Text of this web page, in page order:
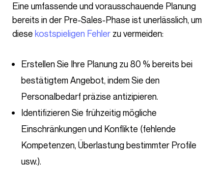
Eine umfassende und vorausschauende Planung
bereits in der Pre-Sales-Phase ist unerlässlich, um
diese kostspieligen Fehler zu vermeiden:
Erstellen Sie Ihre Planung zu 80 % bereits bei
bestätigtem Angebot, indem Sie den
Personalbedarf präzise antizipieren.
Identifizieren Sie frühzeitig mögliche
Einschränkungen und Konflikte (fehlende
Kompetenzen, Überlastung bestimmter Profile
usw.).